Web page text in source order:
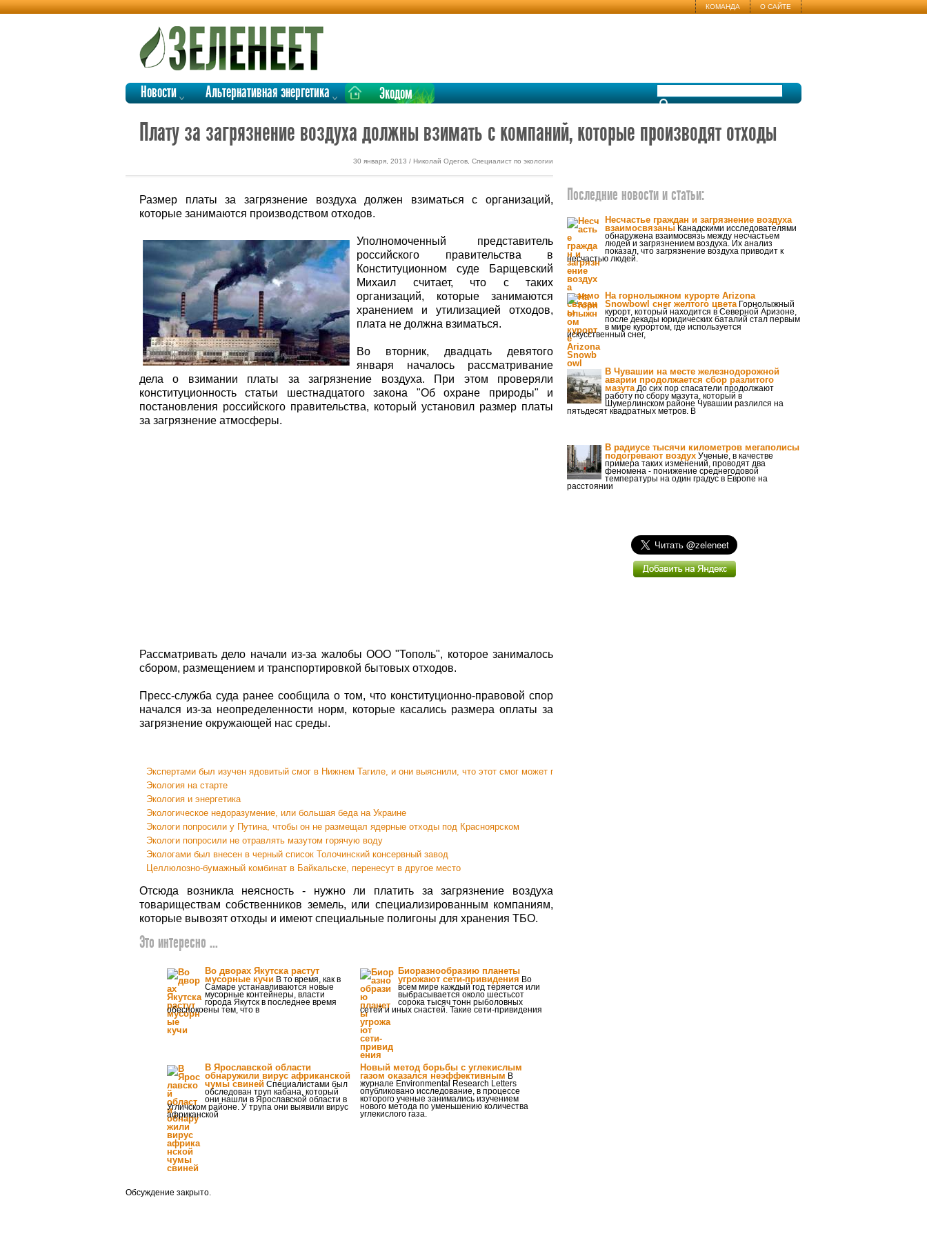
КОМАНДА О САЙТЕ
Новости Альтернативная энергетика Экодом
Плату за загрязнение воздуха должны взимать с компаний, которые производят отходы
30 января, 2013 / Николай Одегов, Специалист по экологии
Размер платы за загрязнение воздуха должен взиматься с организаций,
которые занимаются производством отходов.
Уполномоченный представитель
российского правительства в
Конституционном суде Барщевский
Михаил считает, что с таких
организаций, которые занимаются
хранением и утилизацией отходов,
плата не должна взиматься.
Во вторник, двадцать девятого
января началось рассматривание
дела о взимании платы за загрязнение воздуха. При этом проверяли
конституционность статьи шестнадцатого закона "Об охране природы" и
постановления российского правительства, который установил размер платы
за загрязнение атмосферы.
Рассматривать дело начали из-за жалобы ООО "Тополь", которое занималось
сбором, размещением и транспортировкой бытовых отходов.
Пресс-служба суда ранее сообщила о том, что конституционно-правовой спор
начался из-за неопределенности норм, которые касались размера оплаты за
загрязнение окружающей нас среды.
Экспертами был изучен ядовитый смог в Нижнем Тагиле, и они выяснили, что этот смог может привести к коме
Экология на старте
Экология и энергетика
Экологическое недоразумение, или большая беда на Украине
Экологи попросили у Путина, чтобы он не размещал ядерные отходы под Красноярском
Экологи попросили не отравлять мазутом горячую воду
Экологами был внесен в черный список Толочинский консервный завод
Целлюлозно-бумажный комбинат в Байкальске, перенесут в другое место
Отсюда возникла неясность - нужно ли платить за загрязнение воздуха
товариществам собственников земель, или специализированным компаниям,
которые вывозят отходы и имеют специальные полигоны для хранения ТБО.
Это интересно ...
Во дворах Якутска растут
мусорные кучи В то время, как в
Самаре устанавливаются новые
мусорные контейнеры, власти
города Якутск в последнее время
обеспокоены тем, что в
Биоразнообразию планеты
угрожают сети-привидения Во
всем мире каждый год теряется или
выбрасывается около шестьсот
сорока тысяч тонн рыболовных
сетей и иных снастей. Такие сети-привидения
В Ярославской области
обнаружили вирус африканской
чумы свиней Специалистами был
обследован труп кабана, который
они нашли в Ярославской области в
Угличском районе. У трупа они выявили вирус
африканской
Новый метод борьбы с углекислым
газом оказался неэффективным В
журнале Environmental Research Letters
опубликовано исследование, в процессе
которого ученые занимались изучением
нового метода по уменьшению количества
углекислого газа.
Последние новости и статьи:
Несчастье граждан и загрязнение воздуха
взаимосвязаны Канадскими исследователями
обнаружена взаимосвязь между несчастьем
людей и загрязнением воздуха. Их анализ
показал, что загрязнение воздуха приводит к
несчастью людей.
На горнолыжном курорте Arizona
Snowbowl снег желтого цветаГорнолыжный
курорт, который находится в Северной Аризоне,
после декады юридических баталий стал первым
в мире курортом, где используется
искусственный снег,
В Чувашии на месте железнодорожной
аварии продолжается сбор разлитого
мазутаДо сих пор спасатели продолжают
работу по сбору мазута, который в
Шумерлинском районе Чувашии разлился на
пятьдесят квадратных метров. В
В радиусе тысячи километров мегаполисы
подогревают воздух Ученые, в качестве
примера таких изменений, проводят два
феномена - понижение среднегодовой
температуры на один градус в Европе на
расстоянии
Обсуждение закрыто.